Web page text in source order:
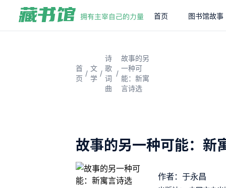
首页 图书馆故事
首
页
/
文
学
/
诗
歌
词
曲
/
故事的另
一种可
能：新寓
言诗选
故事的另一种可能：新
作者：于永昌